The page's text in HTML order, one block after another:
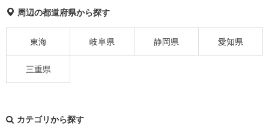
周辺の都道府県から探す
東海 岐阜県 静岡県 愛知県
三重県
カテゴリから探す